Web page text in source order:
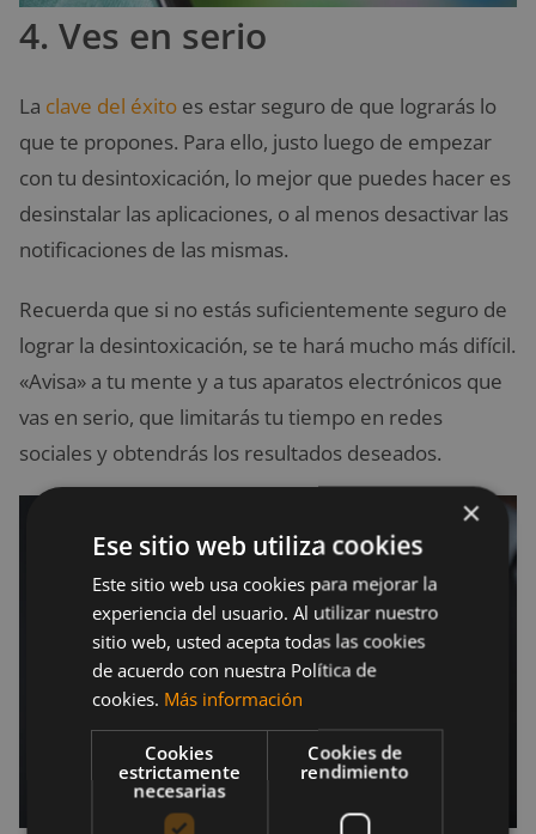
4. Ves en serio
La clave del éxito es estar seguro de que lograrás lo
que te propones. Para ello, justo luego de empezar
con tu desintoxicación, lo mejor que puedes hacer es
desinstalar las aplicaciones, o al menos desactivar las
notificaciones de las mismas.
Recuerda que si no estás suficientemente seguro de
lograr la desintoxicación, se te hará mucho más difícil.
«Avisa» a tu mente y a tus aparatos electrónicos que
vas en serio, que limitarás tu tiempo en redes
sociales y obtendrás los resultados deseados.
×
Ese sitio web utiliza cookies
Este sitio web usa cookies para mejorar la
experiencia del usuario. Al utilizar nuestro
sitio web, usted acepta todas las cookies
de acuerdo con nuestra Política de
cookies. Más información
Cookies
estrictamente
necesarias
Cookies de
rendimiento